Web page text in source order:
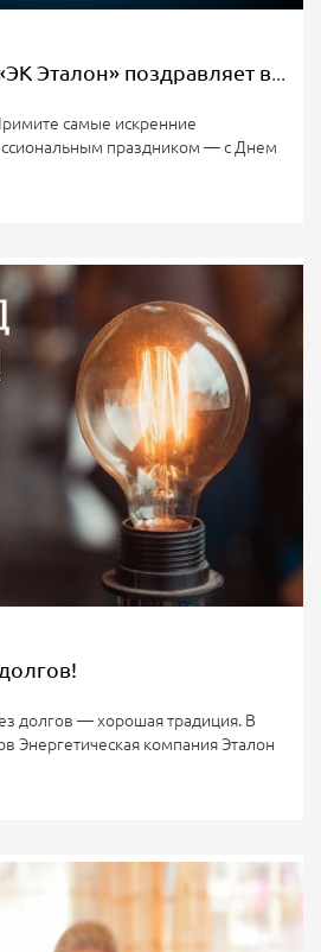
Руководство АО «ЭК Эталон» поздравляет всех причастных с праздником Днем энергетика!
самые искренние
праздником — с Днем
который символизирует
члена нашего коллектива за
отношение к работе и
сложные задачи.
потенциал и опыт помогут
долгов — хорошая традиция. В
Энергетическая компания Эталон
о необходимости избавиться
электрическую
своевременной оплаты за
не остаться без
дни, сохранить праздничное
в ситуацию, когда все планы